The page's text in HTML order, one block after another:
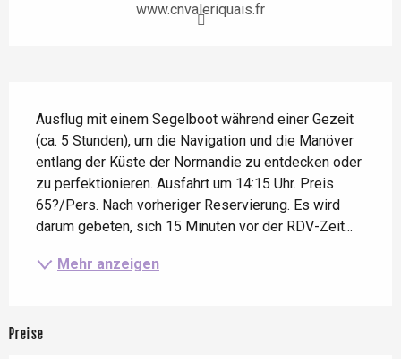
www.cnvaleriquais.fr
Ausflug mit einem Segelboot während einer Gezeit
(ca. 5 Stunden), um die Navigation und die Manöver
entlang der Küste der Normandie zu entdecken oder
zu perfektionieren. Ausfahrt um 14:15 Uhr. Preis
65?/Pers. Nach vorheriger Reservierung. Es wird
darum gebeten, sich 15 Minuten vor der RDV-Zeit...
Mehr anzeigen
Preise